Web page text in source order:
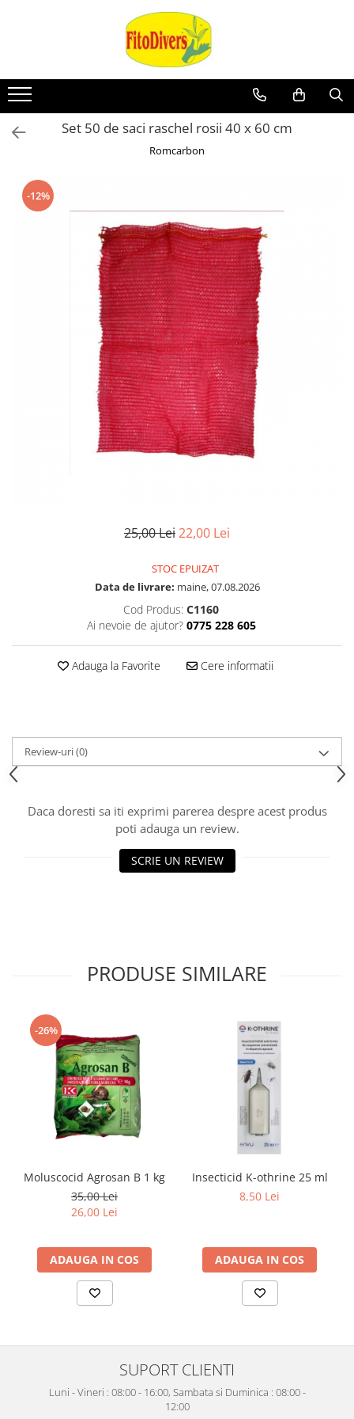
Set 50 de saci raschel rosii 40 x 60 cm
Romcarbon
-12%
25,00 Lei22,00 Lei
STOC EPUIZAT
Data de livrare: maine, 07.08.2026
Cod Produs: C1160
Ai nevoie de ajutor? 0775 228 605
Adauga la Favorite Cere informatii
Review-uri(0)
Daca doresti sa iti exprimi parerea despre acest produs
poti adauga un review.
SCRIE UN REVIEW
PRODUSE SIMILARE
-26%
Moluscocid Agrosan B 1 kg
35,00 Lei
26,00 Lei
ADAUGA IN COS
Insecticid K-othrine 25 ml
8,50 Lei
ADAUGA IN COS
SUPORT CLIENTI
Luni - Vineri : 08:00 - 16:00, Sambata si Duminica : 08:00 -
12:00